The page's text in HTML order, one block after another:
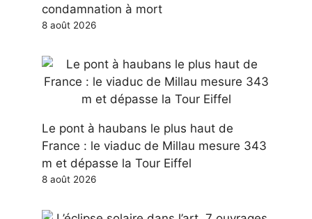
condamnation à mort
8 août 2026
Le pont à haubans le plus haut de
France : le viaduc de Millau mesure 343
m et dépasse la Tour Eiffel
8 août 2026